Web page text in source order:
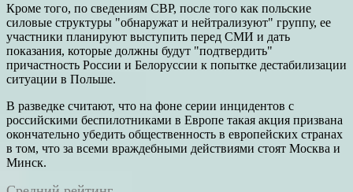
Кроме того, по сведениям СВР, после того как польские
силовые структуры "обнаружат и нейтрализуют" группу, ее
участники планируют выступить перед СМИ и дать
показания, которые должны будут "подтвердить"
причастность России и Белоруссии к попытке дестабилизации
ситуации в Польше.
В разведке считают, что на фоне серии инцидентов с
российскими беспилотниками в Европе такая акция призвана
окончательно убедить общественность в европейских странах
в том, что за всеми враждебными действиями стоят Москва и
Минск.